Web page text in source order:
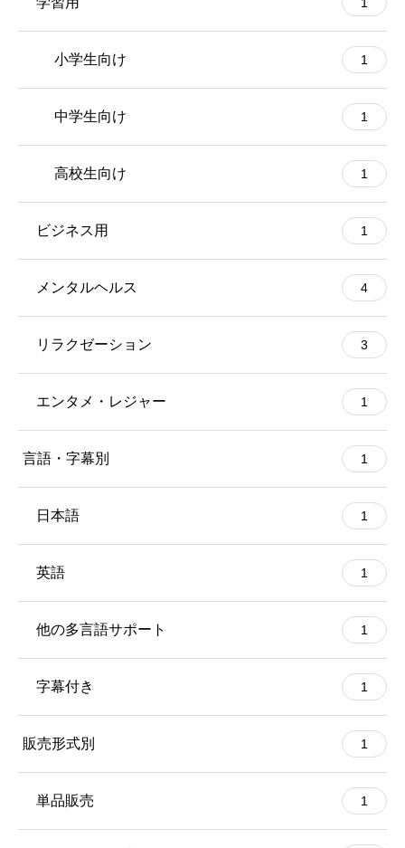
小学生向け 1
中学生向け 1
高校生向け 1
ビジネス用 1
メンタルヘルス 4
リラクゼーション 3
エンタメ・レジャー 1
言語・字幕別 1
日本語 1
英語 1
他の多言語サポート 1
字幕付き 1
販売形式別 1
単品販売 1